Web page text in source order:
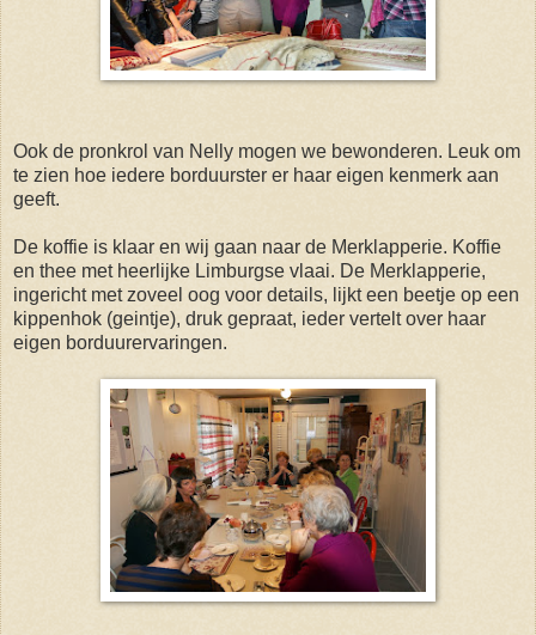
Ook de pronkrol van Nelly mogen we bewonderen. Leuk om
te zien hoe iedere borduurster er haar eigen kenmerk aan
geeft.
De koffie is klaar en wij gaan naar de Merklapperie. Koffie
en thee met heerlijke Limburgse vlaai. De Merklapperie,
ingericht met zoveel oog voor details, lijkt een beetje op een
kippenhok (geintje), druk gepraat, ieder vertelt over haar
eigen borduurervaringen.